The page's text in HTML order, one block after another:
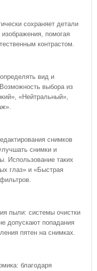
сохраняет детали
помогая
контрастом.
вид и
выбора из
«Нейтральный»,
снимков
снимки и
Использование таких
глаз» и «Быстрая
пыли: системы очистки
допускают попадания
пятен на снимках.
благодаря